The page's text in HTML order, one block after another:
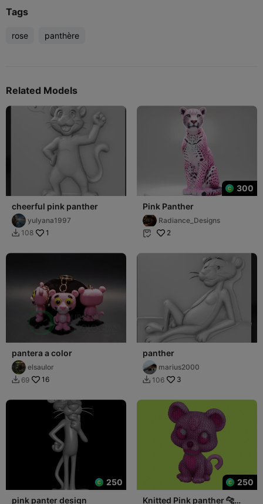
Tags
rose panthère
Related Models
cheerful pink panther
yulyana1997
 108 1
300
Pink Panther
Radiance_Designs
 2
pantera a color
elsaulor
 69 16
panther
marius2000
 106 3
250
pink panter design
250
Knitted Pink panther 🐆